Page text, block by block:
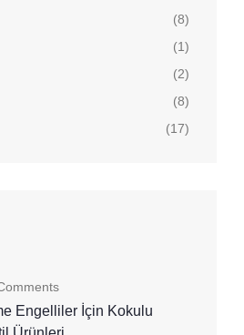
(8)
(1)
(2)
(8)
(17)
Engelliler İçin Kokulu